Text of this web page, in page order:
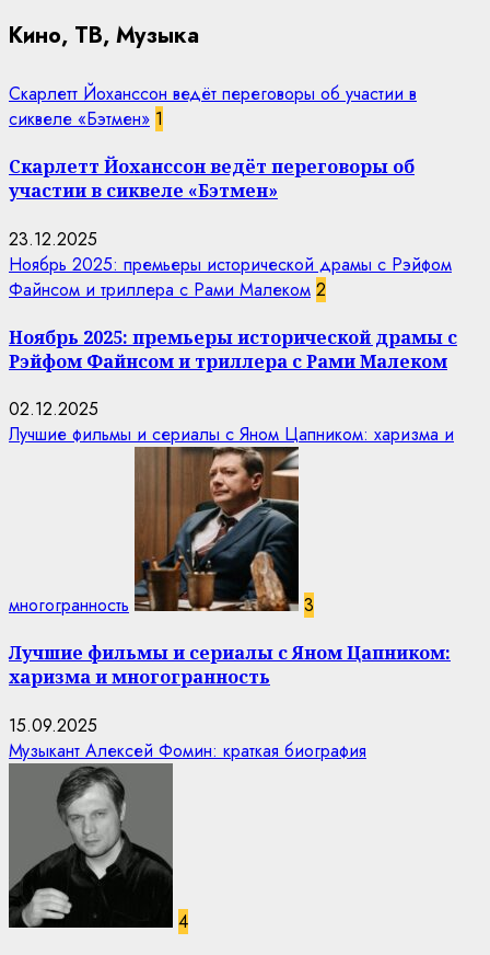
Кино, ТВ, Музыка
Скарлетт Йоханссон ведёт переговоры об участии в
сиквеле «Бэтмен» 1
Скарлетт Йоханссон ведёт переговоры об
участии в сиквеле «Бэтмен»
23.12.2025
Ноябрь 2025: премьеры исторической драмы с Рэйфом
Файнсом и триллера с Рами Малеком 2
Ноябрь 2025: премьеры исторической драмы с
Рэйфом Файнсом и триллера с Рами Малеком
02.12.2025
Лучшие фильмы и сериалы с Яном Цапником: харизма и
многогранность 3
Лучшие фильмы и сериалы с Яном Цапником:
харизма и многогранность
15.09.2025
Музыкант Алексей Фомин: краткая биография
4